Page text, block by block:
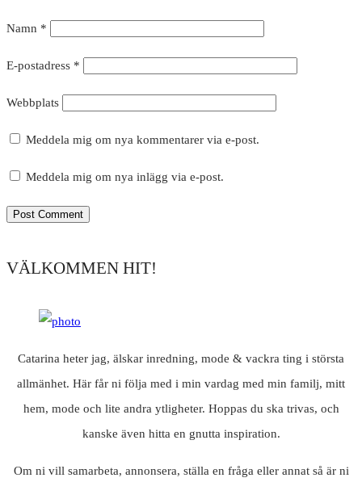
Namn *
E-postadress *
Webbplats
Meddela mig om nya kommentarer via e-post.
Meddela mig om nya inlägg via e-post.
VÄLKOMMEN HIT!
Catarina heter jag, älskar inredning, mode & vackra ting i största
allmänhet. Här får ni följa med i min vardag med min familj, mitt
hem, mode och lite andra ytligheter. Hoppas du ska trivas, och
kanske även hitta en gnutta inspiration.
Om ni vill samarbeta, annonsera, ställa en fråga eller annat så är ni